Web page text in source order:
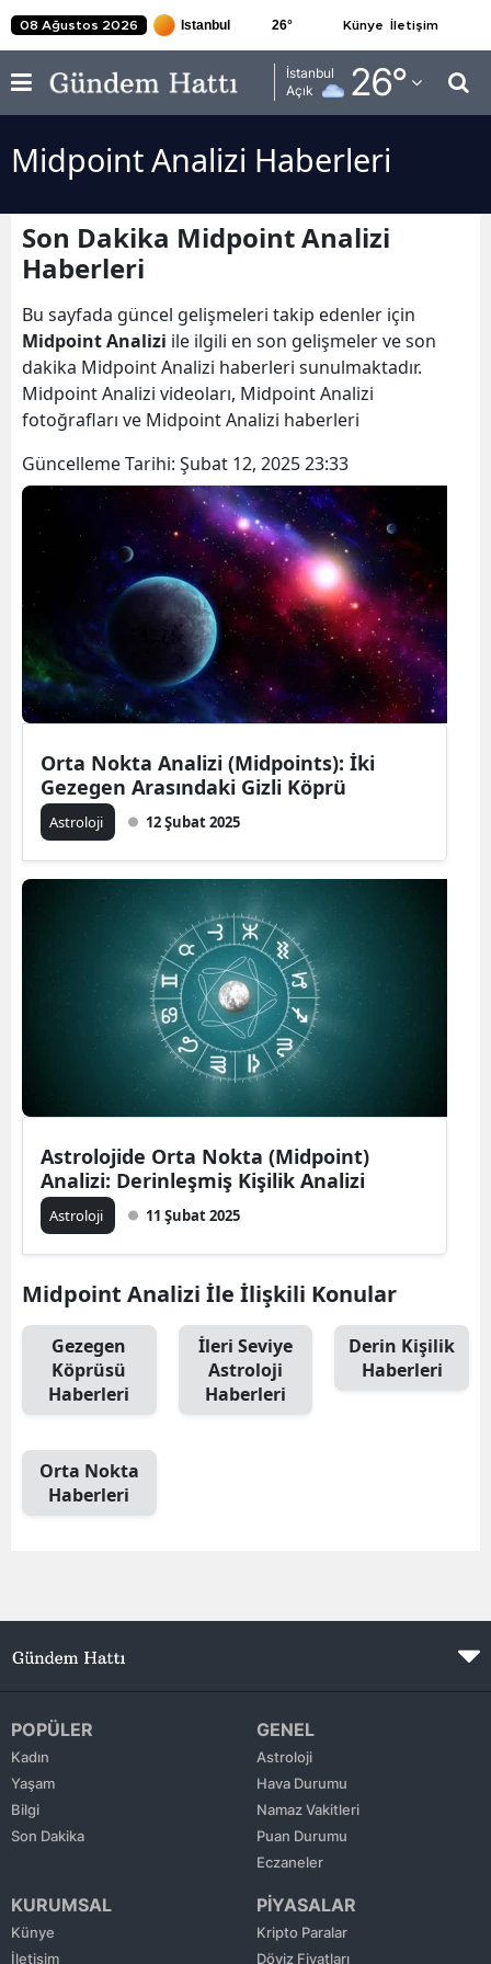
08 Ağustos 2026 26° Künye İletişim
İstanbul
Açık
26°
Adana
Adıyaman
Afyonkarahisar
Amasya
Antalya
Artvin
Aydın
Balıkesir
Bilecik
Bingöl
Bitlis
Bolu
Burdur
Çanakkale
Çorum
Diyarbakır
Edirne
Elazığ
Erzincan
Erzurum
Eskişehir
Gümüşhane
Hatay
Kayseri
Kırşehir
Kocaeli
Konya
Kütahya
Midpoint Analizi Haberleri
Son Dakika Midpoint Analizi
Haberleri
Bu sayfada güncel gelişmeleri takip edenler için
Midpoint Analizi ile ilgili en son gelişmeler ve son
dakika Midpoint Analizi haberleri sunulmaktadır.
Midpoint Analizi videoları, Midpoint Analizi
fotoğrafları ve Midpoint Analizi haberleri
Güncelleme Tarihi: Şubat 12, 2025 23:33
Orta Nokta Analizi (Midpoints): İki
Gezegen Arasındaki Gizli Köprü
Astroloji 12 Şubat 2025
Astrolojide Orta Nokta (Midpoint)
Analizi: Derinleşmiş Kişilik Analizi
Astroloji 11 Şubat 2025
Midpoint Analizi İle İlişkili Konular
Gezegen
Köprüsü
Haberleri
İleri Seviye
Astroloji
Haberleri
Derin Kişilik
Haberleri
Orta Nokta
Haberleri
POPÜLER
Kadın
Yaşam
Bilgi
Son Dakika
GENEL
Astroloji
Hava Durumu
Namaz Vakitleri
Puan Durumu
Eczaneler
KURUMSAL
Künye
İletişim
PİYASALAR
Kripto Paralar
Döviz Fiyatları